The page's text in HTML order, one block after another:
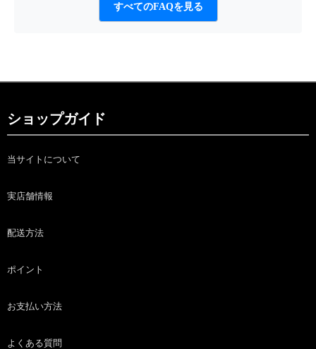
すべてのFAQを見る
ショップガイド
当サイトについて
実店舗情報
配送方法
ポイント
お支払い方法
よくある質問